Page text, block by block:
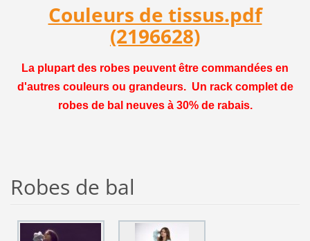
Couleurs de tissus.pdf
(2196628)
La plupart des robes peuvent être commandées en
d'autres couleurs ou grandeurs. Un rack complet de
robes de bal neuves à 30% de rabais.
Robes de bal